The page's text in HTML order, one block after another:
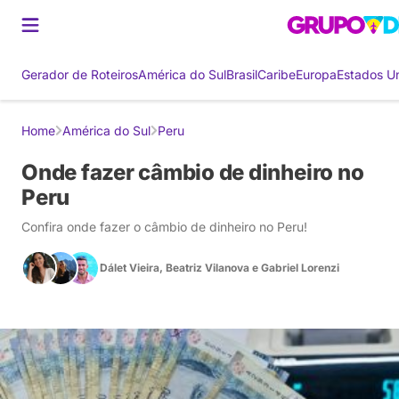
Gerador de RoteirosAmérica do SulBrasilCaribeEuropaEstados
Home América do Sul Peru
Onde fazer câmbio de dinheiro no
Peru
Confira onde fazer o câmbio de dinheiro no Peru!
Dálet Vieira, Beatriz Vilanova e Gabriel Lorenzi